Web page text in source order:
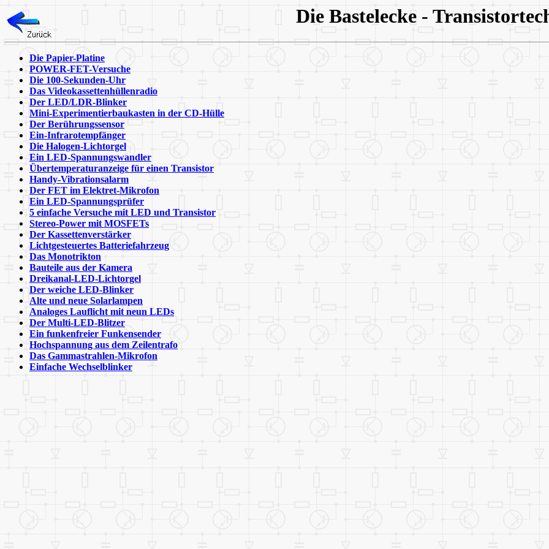
Die Bastelecke -
Die Papier-Platine
POWER-FET-Versuche
Die 100-Sekunden-Uhr
Das Videokassettenhüllenradio
Der LED/LDR-Blinker
Mini-Experimentierbaukasten in der CD-Hülle
Der Berührungssensor
Ein-Infrarotempfänger
Die Halogen-Lichtorgel
Ein LED-Spannungswandler
Übertemperaturanzeige für einen Transistor
Handy-Vibrationsalarm
Der FET im Elektret-Mikrofon
Ein LED-Spannungsprüfer
5 einfache Versuche mit LED und Transistor
Stereo-Power mit MOSFETs
Der Kassettenverstärker
Lichtgesteuertes Batteriefahrzeug
Das Monotrikton
Bauteile aus der Kamera
Dreikanal-LED-Lichtorgel
Der weiche LED-Blinker
Alte und neue Solarlampen
Analoges Lauflicht mit neun LEDs
Der Multi-LED-Blitzer
Ein funkenfreier Funkensender
Hochspannung aus dem Zeilentrafo
Das Gammastrahlen-Mikrofon
Einfache Wechselblinker